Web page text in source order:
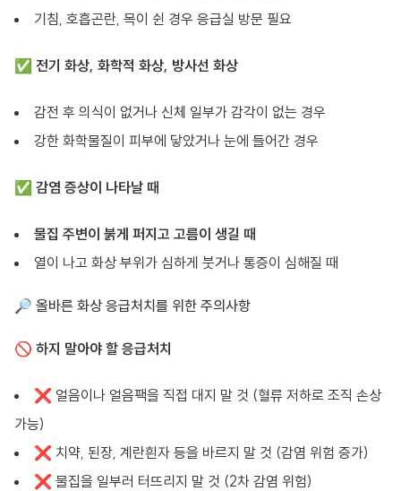
기침, 호흡곤란, 목이 쉰 경우 응급실 방문 필요
✅ 전기 화상, 화학적 화상, 방사선 화상
감전 후 의식이 없거나 신체 일부가 감각이 없는 경우
강한 화학물질이 피부에 닿았거나 눈에 들어간 경우
✅ 감염 증상이 나타날 때
물집 주변이 붉게 퍼지고 고름이 생길 때
열이 나고 화상 부위가 심하게 붓거나 통증이 심해질 때
🔎 올바른 화상 응급처치를 위한 주의사항
🚫 하지 말아야 할 응급처치
❌ 얼음이나 얼음팩을 직접 대지 말 것 (혈류 저하로 조직 손상
가능)
❌ 치약, 된장, 계란흰자 등을 바르지 말 것 (감염 위험 증가)
❌ 물집을 일부러 터뜨리지 말 것 (2차 감염 위험)